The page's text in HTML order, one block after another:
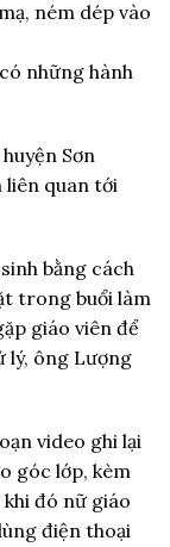
những hành
Sơn
liên quan tới
bằng cách
trong buổi làm
giáo viên để
lý, ông Lượng
video ghi lại
góc lớp, kèm
đó nữ giáo
điện thoại